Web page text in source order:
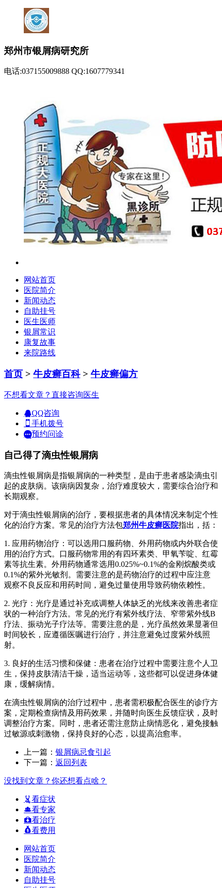
郑州市银屑病研究所
电话:037155009888 QQ:1607779341
网站首页
医院简介
新闻动态
自助挂号
医生医师
银屑常识
康复故事
来院路线
首页 > 牛皮癣百科> 牛皮癣偏方
不想看文章？直接咨询医生
QQ咨询
手机拨号
预约问诊
自己得了滴虫性银屑病
滴虫性银屑病是指银屑病的一种类型，是由于患者感染滴虫引
起的皮肤病。该病病因复杂，治疗难度较大，需要综合治疗和
长期观察。
对于滴虫性银屑病的治疗，要根据患者的具体情况来制定个性
化的治疗方案。常见的治疗方法包郑州牛皮癣医院指出，括：
1. 应用药物治疗：可以选用口服药物、外用药物或内外联合使
用的治疗方式。口服药物常用的有四环素类、甲氧苄啶、红霉
素等抗生素。外用药物通常选用0.025%~0.1%的金刚烷酸类或
0.1%的紫外光敏剂。需要注意的是药物治疗的过程中应注意
观察不良反应和用药时间，避免过量使用导致药物依赖性。
2. 光疗：光疗是通过补充或调整人体缺乏的光线来改善患者症
状的一种治疗方法。常见的光疗有紫外线疗法、窄带紫外线B
疗法、振动光子疗法等。需要注意的是，光疗虽然效果显著但
时间较长，应遵循医嘱进行治疗，并注意避免过度紫外线照
射。
3. 良好的生活习惯和保健：患者在治疗过程中需要注意个人卫
生，保持皮肤清洁干燥，适当运动等，这些都可以促进身体健
康，缓解病情。
在滴虫性银屑病的治疗过程中，患者需积极配合医生的诊疗方
案，定期检查病情及用药效果，并随时向医生反馈症状，及时
调整治疗方案。同时，患者还需注意防止病情恶化，避免接触
过敏源或刺激物，保持良好的心态，以提高治愈率。
上一篇： 银屑病忌食引起
下一篇： 返回列表
没找到文章？你还想看点啥？
看症状
看专家
看治疗
看费用
网站首页
医院简介
新闻动态
自助挂号